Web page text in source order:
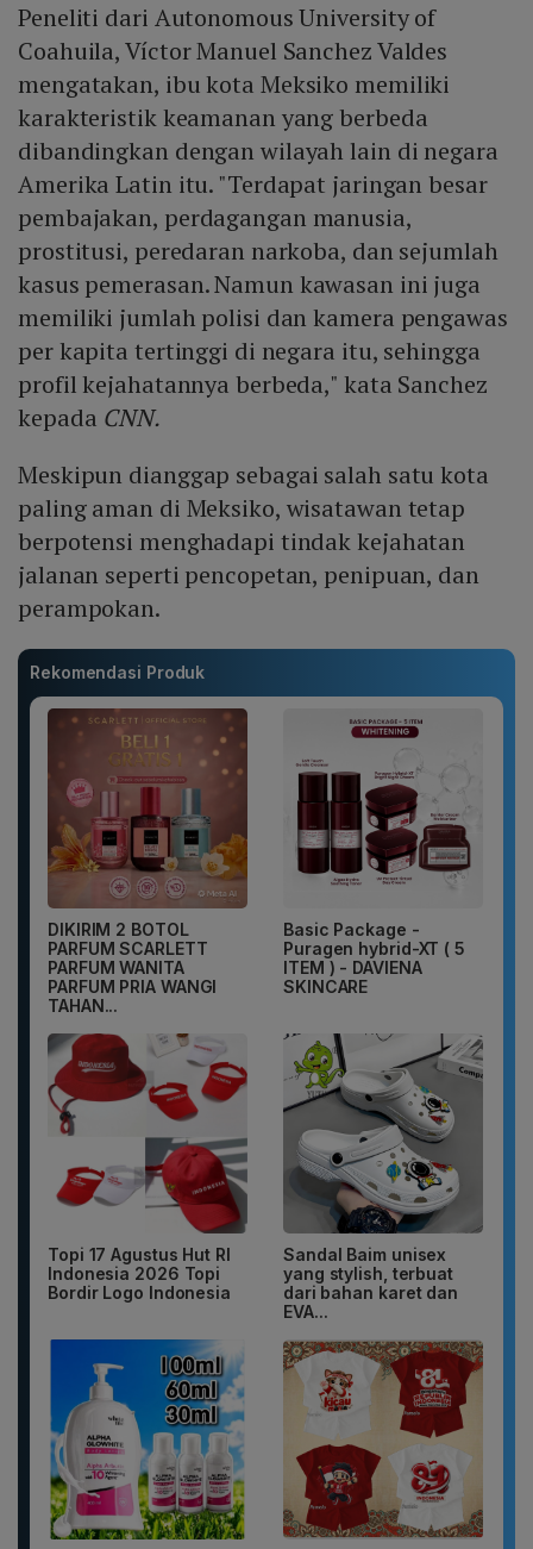
Peneliti dari Autonomous University of
Coahuila, Víctor Manuel Sanchez Valdes
mengatakan, ibu kota Meksiko memiliki
karakteristik keamanan yang berbeda
dibandingkan dengan wilayah lain di negara
Amerika Latin itu. "Terdapat jaringan besar
pembajakan, perdagangan manusia,
prostitusi, peredaran narkoba, dan sejumlah
kasus pemerasan. Namun kawasan ini juga
memiliki jumlah polisi dan kamera pengawas
per kapita tertinggi di negara itu, sehingga
profil kejahatannya berbeda," kata Sanchez
kepada CNN.
Meskipun dianggap sebagai salah satu kota
paling aman di Meksiko, wisatawan tetap
berpotensi menghadapi tindak kejahatan
jalanan seperti pencopetan, penipuan, dan
perampokan.
Rekomendasi Produk
DIKIRIM 2 BOTOL
PARFUM SCARLETT
PARFUM WANITA
PARFUM PRIA WANGI
TAHAN...
Basic Package -
Puragen hybrid-XT ( 5
ITEM ) - DAVIENA
SKINCARE
Topi 17 Agustus Hut RI
Indonesia 2026 Topi
Bordir Logo Indonesia
Sandal Baim unisex
yang stylish, terbuat
dari bahan karet dan
EVA...